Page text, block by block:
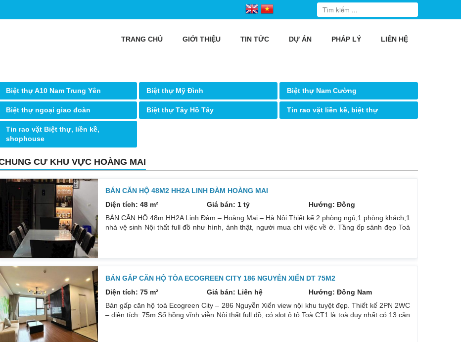
TRANG CHỦ GIỚI THIỆU TIN TỨC DỰ ÁN PHÁP LÝ LIÊN HỆ
Biệt thự A10 Nam Trung Yên Biệt thự Mỹ Đình Biệt thự Nam Cường
Biệt thự ngoại giao đoàn Biệt thự Tây Hồ Tây Tin rao vặt liền kề, biệt thự
Tin rao vặt Biệt thự, liền kề,
shophouse
CƯ KHU VỰC HOÀNG MAI
BÁN CĂN HỘ 48M2 HH2A LINH ĐÀM HOÀNG MAI
Diện tích: 48 m²
Giá bán: 1 tỷ
Hướng: Đông
BÁN CĂN HỘ 48m HH2A Linh Đàm – Hoàng Mai – Hà Nội Thiết kế 2 phòng ngủ,1 phòng khách,1
nhà vệ sinh Nội thất full đồ như hình, ảnh thật, người mua chỉ việc về ở. Tầng ốp sảnh đẹp Toà
BÁN GẤP CĂN HỘ TÒA ECOGREEN CITY 186 NGUYỄN XIỂN DT 75M2
Diện tích: 75 m²
Giá bán: Liên hệ
Hướng: Đông Nam
Bán gấp căn hộ toà Ecogreen City – 286 Nguyễn Xiển view nội khu tuyệt đẹp. Thiết kế 2PN 2WC
– diện tích: 75m Sổ hồng vĩnh viễn Nội thất full đồ, có slot ô tô Toà CT1 là toà duy nhất có 13 căn